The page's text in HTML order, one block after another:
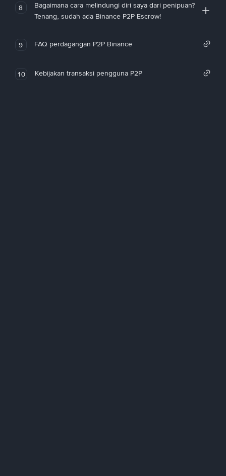
8
Bagaimana cara melindungi diri saya dari penipuan?
Tenang, sudah ada Binance P2P Escrow!
9 FAQ perdagangan P2P Binance
10 Kebijakan transaksi pengguna P2P